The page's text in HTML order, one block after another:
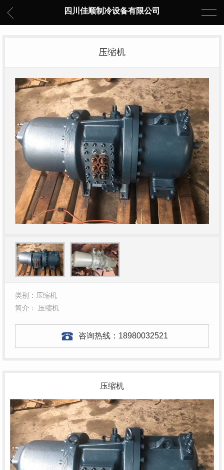
四川佳顺制冷设备有限公司
压缩机
类别：压缩机
简介： 压缩机
咨询热线： 18980032521
压缩机